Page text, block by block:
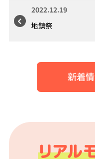
2022.12.19
地鎮祭
新着